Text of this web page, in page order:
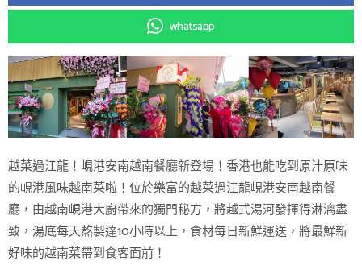
whatsapp
越菜過江龍！峴港安南越南餐廳新登場！香港也能吃到原汁原味
的峴港風味越南菜啦！位於樂富的越菜過江龍峴港安南越南餐
廳，由越南峴港大廚帶來的獨門秘方，將越式湯河發揮得淋漓盡
致，湯底每天熬製達10小時以上，食材每日新鮮運送，將最鮮新
好味的越南菜帶到食客面前！